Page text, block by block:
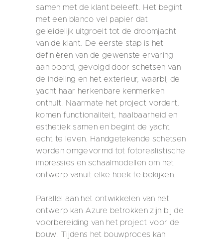
samen met de klant beleeft. Het begint
met een blanco vel papier dat
geleidelijk uitgroeit tot de droomjacht
van de klant. De eerste stap is het
definiëren van de gewenste ervaring
aan boord, gevolgd door schetsen van
de indeling en het exterieur, waarbij de
yacht haar herkenbare kenmerken
onthult. Naarmate het project vordert,
komen functionaliteit, haalbaarheid en
esthetiek samen en begint de yacht
echt te leven. Handgetekende schetsen
worden omgevormd tot fotorealistische
impressies en schaalmodellen om het
ontwerp vanuit elke hoek te bekijken.
Parallel aan het ontwikkelen van het
ontwerp kan Azure betrokken zijn bij de
voorbereiding van het project voor de
bouw. Tijdens het bouwproces kan